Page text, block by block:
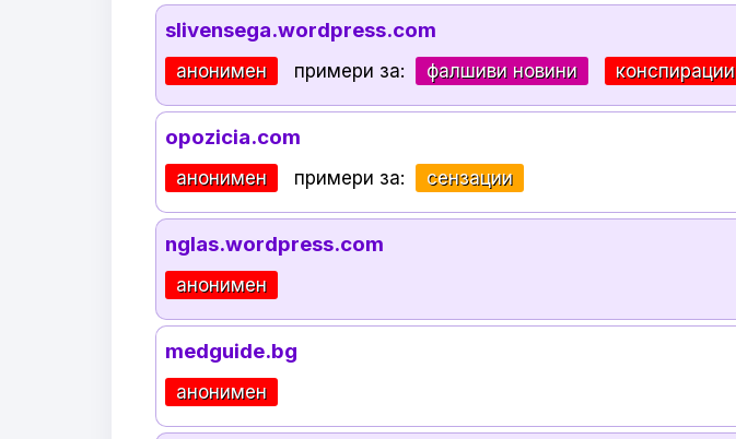
slivensega.wordpress.com
анонимен примери за: фалшиви новини конспирации
opozicia.com
анонимен примери за: сензации
nglas.wordpress.com
анонимен
medguide.bg
анонимен